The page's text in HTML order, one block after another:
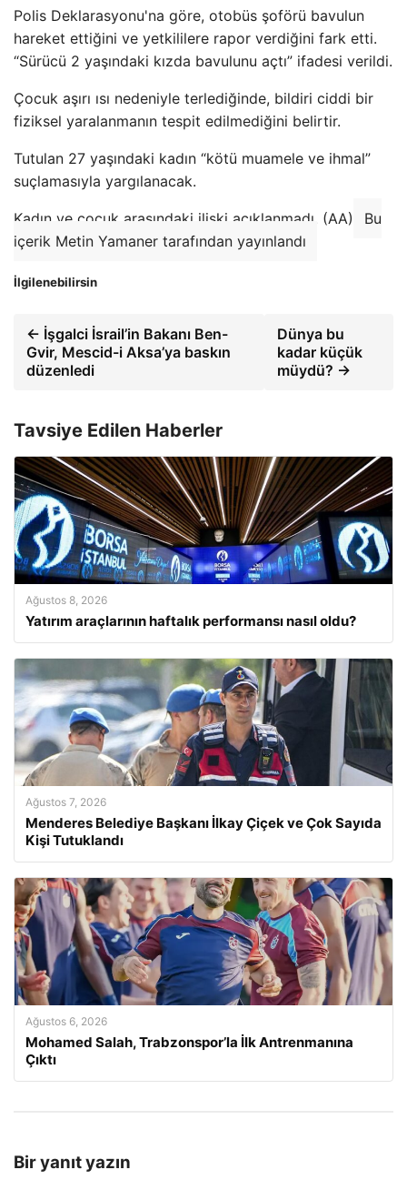
Polis Deklarasyonu'na göre, otobüs şoförü bavulun
hareket ettiğini ve yetkililere rapor verdiğini fark etti.
“Sürücü 2 yaşındaki kızda bavulunu açtı” ifadesi verildi.
Çocuk aşırı ısı nedeniyle terlediğinde, bildiri ciddi bir
fiziksel yaralanmanın tespit edilmediğini belirtir.
Tutulan 27 yaşındaki kadın “kötü muamele ve ihmal”
suçlamasıyla yargılanacak.
Kadın ve çocuk arasındaki ilişki açıklanmadı. (AA)
Bu
içerik Metin Yamaner tarafından yayınlandı
İlgilenebilirsin
← İşgalci İsrail’in Bakanı Ben-
Gvir, Mescid-i Aksa’ya baskın
düzenledi
Dünya bu
kadar küçük
müydü? →
Tavsiye Edilen Haberler
Ağustos 8, 2026
Yatırım araçlarının haftalık performansı nasıl oldu?
Ağustos 7, 2026
Menderes Belediye Başkanı İlkay Çiçek ve Çok Sayıda
Kişi Tutuklandı
Ağustos 6, 2026
Mohamed Salah, Trabzonspor’la İlk Antrenmanına
Çıktı
Bir yanıt yazın